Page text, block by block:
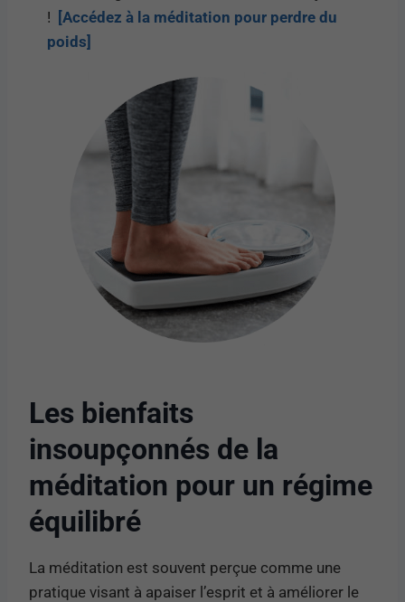
! [Accédez à la méditation pour perdre du
poids]
Les bienfaits
insoupçonnés de la
méditation pour un régime
équilibré
La méditation est souvent perçue comme une
pratique visant à apaiser l’esprit et à améliorer le